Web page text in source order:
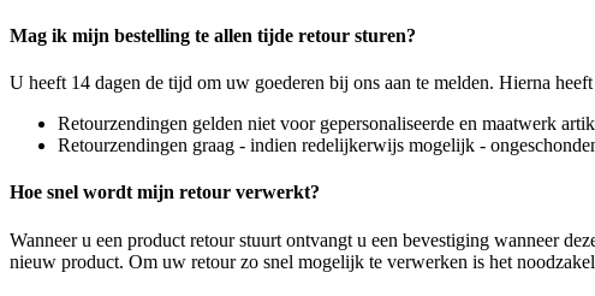
Mag ik mijn bestelling te allen tijde retour sturen?
U heeft 14 dagen de tijd om uw goederen bij ons aan te melden. Hierna
Retourzendingen gelden niet voor gepersonaliseerde en maatwerk
Retourzendingen graag - indien redelijkerwijs mogelijk -
Hoe snel wordt mijn retour verwerkt?
Wanneer u een product retour stuurt ontvangt u een bevestiging wanneer
nieuw product. Om uw retour zo snel mogelijk te verwerken is het